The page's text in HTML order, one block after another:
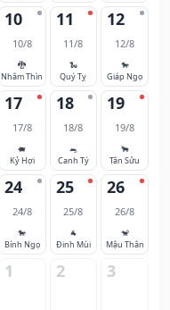
10
10/8
🐉
Nhâm Thìn
11
11/8
🐍
Quý Tỵ
12
12/8
🐎
Giáp Ngọ
17
17/8
🐖
Kỷ Hợi
18
18/8
🐀
Canh Tý
19
19/8
🐂
Tân Sửu
24
24/8
🐎
Bính Ngọ
25
25/8
🐐
Đinh Mùi
26
26/8
🐒
Mậu Thân
1 2 3